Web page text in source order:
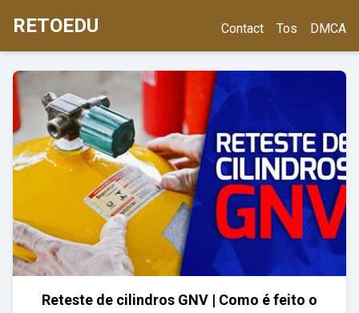
RETOEDU Contact Tos DMCA
Reteste de cilindros GNV | Como é feito o